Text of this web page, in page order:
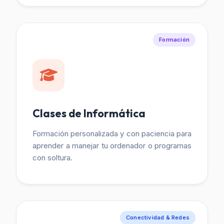
Formación
Clases de Informática
Formación personalizada y con paciencia para
aprender a manejar tu ordenador o programas
con soltura.
Conectividad & Redes